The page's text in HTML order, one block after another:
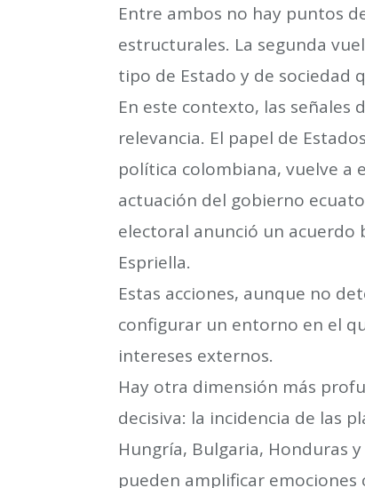
Entre ambos no hay puntos
estructurales. La segunda
tipo de Estado y de sociedad
En este contexto, las
relevancia. El papel de
política colombiana, vuelve a
actuación del gobierno
electoral anunció un acuerdo
Espriella.
Estas acciones, aunque no
configurar un entorno en el
intereses externos.
Hay otra dimensión más
decisiva: la incidencia de las
Hungría, Bulgaria, Honduras
pueden amplificar